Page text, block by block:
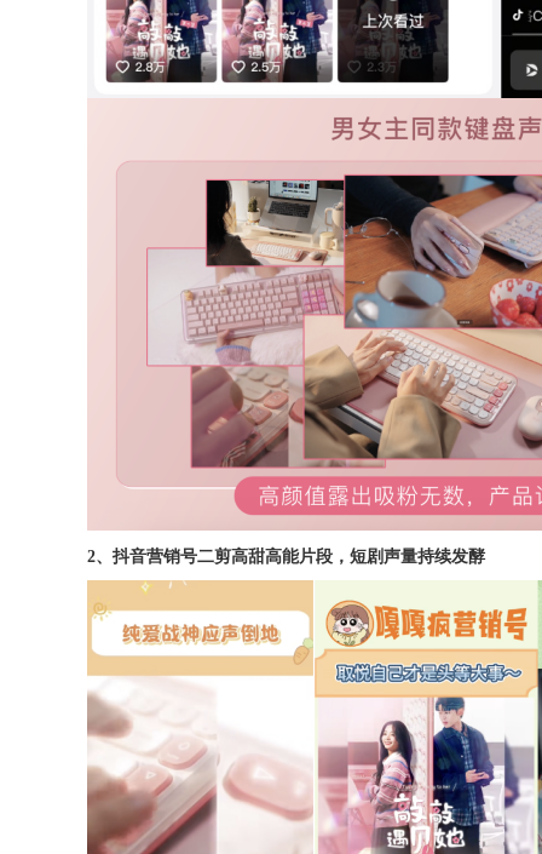
2、抖音营销号二剪高甜高能片段，短剧声量持续发酵